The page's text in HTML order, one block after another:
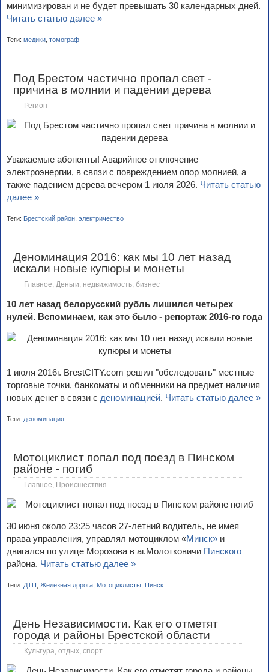
минимизирован и не будет превышать 30 календарных дней.
Читать статью далее »
Теги: медики томограф
Под Брестом частично пропал свет -
причина в молнии и падении дерева
Регион
Уважаемые абоненты! Аварийное отключение
электроэнергии, в связи с повреждением опор молнией, а
также падением дерева вечером 1 июля 2026. Читать статью
далее »
Теги: Брестский район электричество
Деноминация 2016: как мы 10 лет назад
искали новые купюры и монеты
Главное Деньги, недвижимость, бизнес
10 лет назад белорусский рубль лишился четырех
нулей. Вспоминаем, как это было - репортаж 2016-го года
1 июля 2016г. BrestCITY.com решил "обследовать" местные
торговые точки, банкоматы и обменники на предмет наличия
новых денег в связи с деноминацией. Читать статью далее »
Теги: деноминация
Мотоциклист попал под поезд в Пинском
районе - погиб
Главное Происшествия
30 июня около 23:25 часов 27-летний водитель, не имея
права управления, управлял мотоциклом «Минск» и
двигался по улице Морозова в аг.Молотковичи Пинского
района. Читать статью далее »
Теги: ДТП Железная дорога Мотоциклисты Пинск
День Независимости. Как его отметят
города и районы Брестской области
Культура, отдых, спорт